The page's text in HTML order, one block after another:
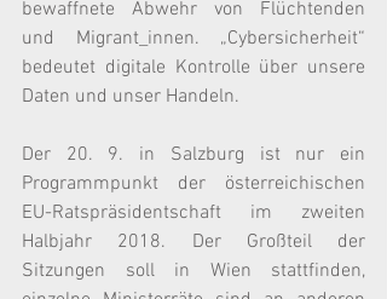
bewaffnete Abwehr von Flüchtenden
und Migrant_innen. „Cybersicherheit“
bedeutet digitale Kontrolle über unsere
Daten und unser Handeln.
Der 20. 9. in Salzburg ist nur ein
Programmpunkt der österreichischen
EU-Ratspräsidentschaft im zweiten
Halbjahr 2018. Der Großteil der
Sitzungen soll in Wien stattfinden,